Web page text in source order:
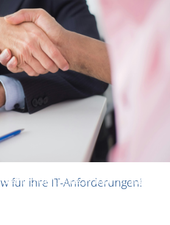
für ihre IT-Anforderungen!
unserer Website. Einige von ihnen
der Seite, während andere